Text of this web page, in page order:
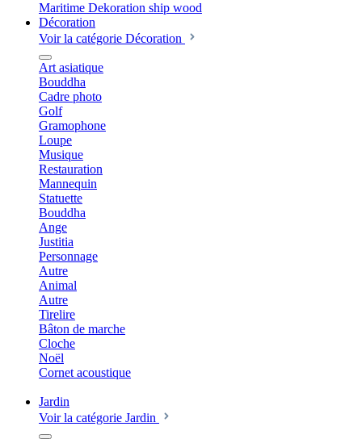
Décoration
Voir la catégorie Décoration
Art asiatique
Bouddha
Cadre photo
Golf
Gramophone
Loupe
Musique
Restauration
Mannequin
Statuette
Bouddha
Ange
Justitia
Personnage
Autre
Animal
Autre
Tirelire
Bâton de marche
Cloche
Noël
Cornet acoustique
Jardin
Voir la catégorie Jardin